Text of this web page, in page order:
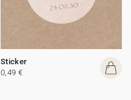
Sticker
0,49 €